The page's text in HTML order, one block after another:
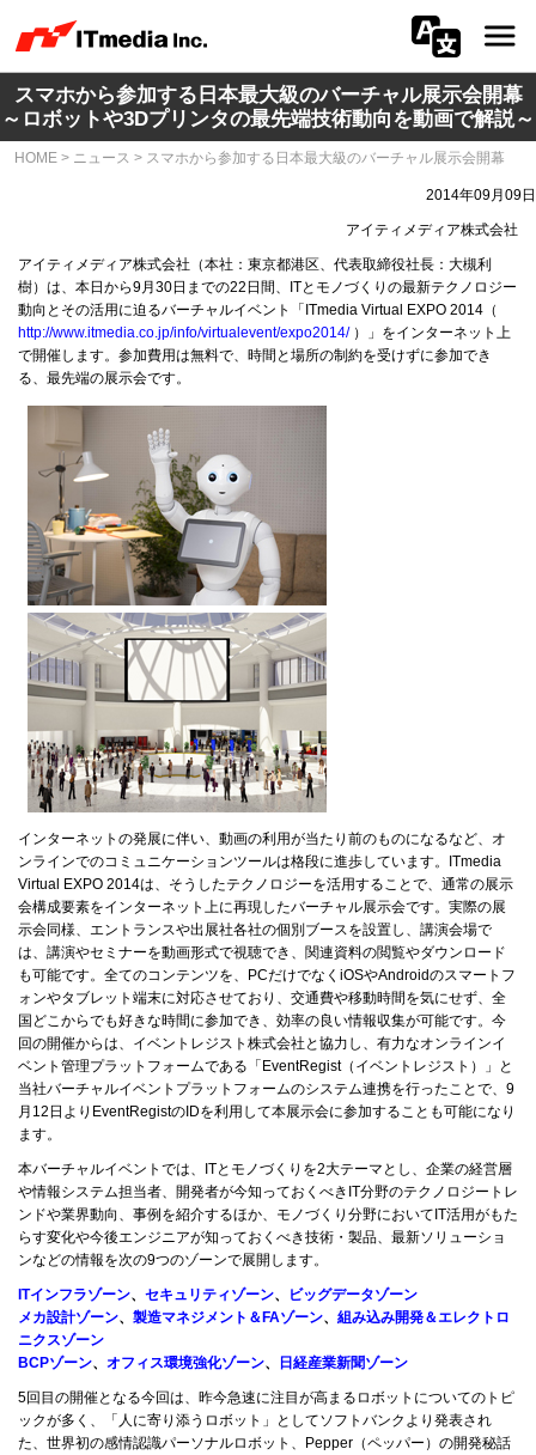
会社情報
ニュース
サステナビリティ
プライバシー
メディア一覧
広告サービス
スマホから参加する日本最大級のバーチャル展示会開幕
～ロボットや3Dプリンタの最先端技術動向を動画で解説～
HOME > ニュース > スマホから参加する日本最大級のバーチャル展示会開幕
2014年09月09日
アイティメディア株式会社
アイティメディア株式会社（本社：東京都港区、代表取締役社長：大槻利
樹）は、本日から9月30日までの22日間、ITとモノづくりの最新テクノロジー
動向とその活用に迫るバーチャルイベント「ITmedia Virtual EXPO 2014（
http://www.itmedia.co.jp/info/virtualevent/expo2014/）」をインターネット上
で開催します。参加費用は無料で、時間と場所の制約を受けずに参加でき
る、最先端の展示会です。
インターネットの発展に伴い、動画の利用が当たり前のものになるなど、オ
ンラインでのコミュニケーションツールは格段に進歩しています。ITmedia
Virtual EXPO 2014は、そうしたテクノロジーを活用することで、通常の展示
会構成要素をインターネット上に再現したバーチャル展示会です。実際の展
示会同様、エントランスや出展社各社の個別ブースを設置し、講演会場で
は、講演やセミナーを動画形式で視聴でき、関連資料の閲覧やダウンロード
も可能です。全てのコンテンツを、PCだけでなくiOSやAndroidのスマートフ
ォンやタブレット端末に対応させており、交通費や移動時間を気にせず、全
国どこからでも好きな時間に参加でき、効率の良い情報収集が可能です。今
回の開催からは、イベントレジスト株式会社と協力し、有力なオンラインイ
ベント管理プラットフォームである「EventRegist（イベントレジスト）」と
当社バーチャルイベントプラットフォームのシステム連携を行ったことで、9
月12日よりEventRegistのIDを利用して本展示会に参加することも可能になり
ます。
本バーチャルイベントでは、ITとモノづくりを2大テーマとし、企業の経営層
や情報システム担当者、開発者が今知っておくべきIT分野のテクノロジートレ
ンドや業界動向、事例を紹介するほか、モノづくり分野においてIT活用がもた
らす変化や今後エンジニアが知っておくべき技術・製品、最新ソリューショ
ンなどの情報を次の9つのゾーンで展開します。
ITインフラゾーン、 セキュリティゾーン、
ビッグデータゾーン
メカ設計ゾーン、 製造マネジメント＆FAゾーン、 組み込み開発＆エレクトロ
ニクスゾーン
BCPゾーン、 オフィス環境強化ゾーン、 日経産業新聞ゾーン
5回目の開催となる今回は、昨今急速に注目が高まるロボットについてのトピ
ックが多く、「人に寄り添うロボット」としてソフトバンクより発表され
た、世界初の感情認識パーソナルロボット、Pepper（ペッパー）の開発秘話